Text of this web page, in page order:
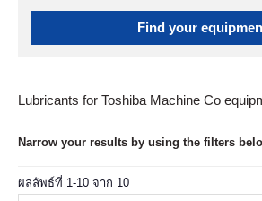
Find your
Lubricants for Toshiba Machine Co
Narrow your results by using the filters
ผลลัพธ์ที่ 1-10 จาก 10